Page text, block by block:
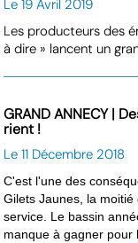
Le 19 Avril 2019
Les producteurs des
à dire » lancent un
GRAND ANNECY |
rient !
Le 11 Décembre 2018
C'est l'une des
Gilets Jaunes, la
service. Le bassin
manque à gagner pour